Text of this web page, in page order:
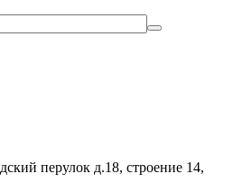
перулок д.18, строение 14,